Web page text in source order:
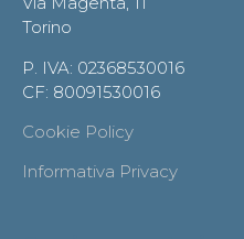
Torino
P. IVA: 02368530016
CF: 80091530016
Cookie Policy
Informativa Privacy